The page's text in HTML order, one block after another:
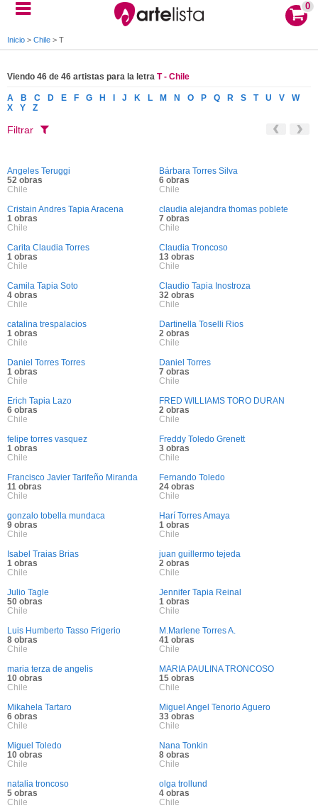
0
Inicio > Chile > T
Viendo 46 de 46 artistas para la letra T - Chile
A B C D E F G H J K L M N O P Q R S T U V
W
X
Y Z
Filtrar
Angeles Teruggi
52 obras
Chile
Bárbara Torres Silva
6 obras
Chile
Cristain Andres Tapia Aracena
1 obras
Chile
claudia alejandra thomas poblete
7 obras
Chile
Carita Claudia Torres
1 obras
Chile
Claudia Troncoso
13 obras
Chile
Camila Tapia Soto
4 obras
Chile
Claudio Tapia Inostroza
32 obras
Chile
catalina trespalacios
1 obras
Chile
Dartinella Toselli Rios
2 obras
Chile
Daniel Torres Torres
1 obras
Chile
Daniel Torres
7 obras
Chile
Erich Tapia Lazo
6 obras
Chile
FRED WILLIAMS TORO DURAN
2 obras
Chile
felipe torres vasquez
1 obras
Chile
Freddy Toledo Grenett
3 obras
Chile
Francisco Javier Tarifeño Miranda
11 obras
Chile
Fernando Toledo
24 obras
Chile
gonzalo tobella mundaca
9 obras
Chile
Harí Torres Amaya
1 obras
Chile
Isabel Traias Brias
1 obras
Chile
juan guillermo tejeda
2 obras
Chile
Julio Tagle
50 obras
Chile
Jennifer Tapia Reinal
1 obras
Chile
Luis Humberto Tasso Frigerio
8 obras
Chile
M.Marlene Torres A.
41 obras
Chile
maria terza de angelis
10 obras
Chile
MARIA PAULINA TRONCOSO
15 obras
Chile
Mikahela Tartaro
6 obras
Chile
Miguel Angel Tenorio Aguero
33 obras
Chile
Miguel Toledo
10 obras
Chile
Nana Tonkin
8 obras
Chile
natalia troncoso
5 obras
Chile
olga trollund
4 obras
Chile